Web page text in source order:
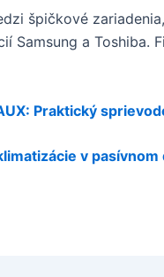
špičkové
Samsung a
Praktický
v pasívnom